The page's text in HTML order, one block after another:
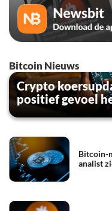
Bitcoin Nieuws
Crypto
positief gevoel
Bitcoin-
analist